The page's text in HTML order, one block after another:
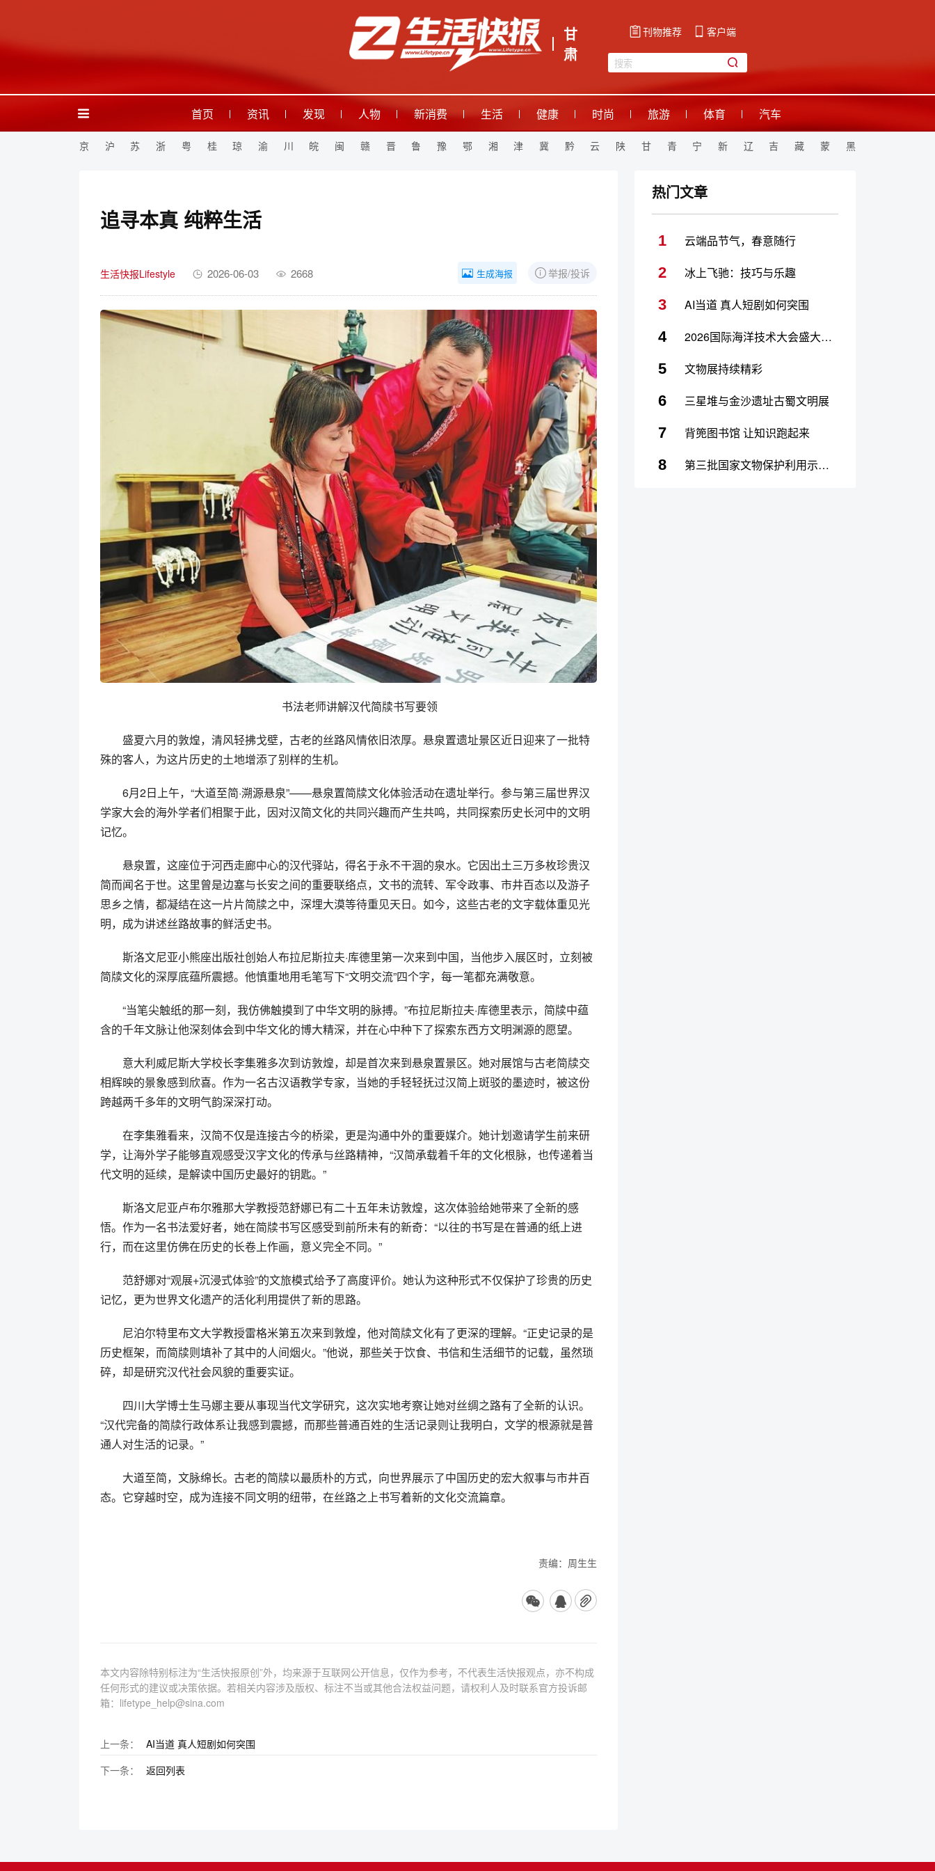
甘
肃
刊物推荐 客户端
首页 资讯 发现 人物 新消费 生活 健康 时尚 旅游 体育 汽车
京 沪 苏 浙 粤 桂 琼 渝 川 皖 闽 赣 晋 鲁 豫 鄂 湘 津 冀 黔 云 陕 甘 青 宁 新 辽 吉 藏 蒙 黑
追寻本真 纯粹生活
生活快报Lifestyle 2026-06-03 2668 生成海报 举报/投诉
书法老师讲解汉代简牍书写要领
盛夏六月的敦煌，清风轻拂戈壁，古老的丝路风情依旧浓厚。悬泉置遗址景区近日迎来了一批特
殊的客人，为这片历史的土地增添了别样的生机。
6月2日上午，“大道至简·溯源悬泉”——悬泉置简牍文化体验活动在遗址举行。参与第三届世界汉
学家大会的海外学者们相聚于此，因对汉简文化的共同兴趣而产生共鸣，共同探索历史长河中的文明
记忆。
悬泉置，这座位于河西走廊中心的汉代驿站，得名于永不干涸的泉水。它因出土三万多枚珍贵汉
简而闻名于世。这里曾是边塞与长安之间的重要联络点，文书的流转、军令政事、市井百态以及游子
思乡之情，都凝结在这一片片简牍之中，深埋大漠等待重见天日。如今，这些古老的文字载体重见光
明，成为讲述丝路故事的鲜活史书。
斯洛文尼亚小熊座出版社创始人布拉尼斯拉夫·库德里第一次来到中国，当他步入展区时，立刻被
简牍文化的深厚底蕴所震撼。他慎重地用毛笔写下“文明交流”四个字，每一笔都充满敬意。
“当笔尖触纸的那一刻，我仿佛触摸到了中华文明的脉搏。”布拉尼斯拉夫·库德里表示，简牍中蕴
含的千年文脉让他深刻体会到中华文化的博大精深，并在心中种下了探索东西方文明渊源的愿望。
意大利威尼斯大学校长李集雅多次到访敦煌，却是首次来到悬泉置景区。她对展馆与古老简牍交
相辉映的景象感到欣喜。作为一名古汉语教学专家，当她的手轻轻抚过汉简上斑驳的墨迹时，被这份
跨越两千多年的文明气韵深深打动。
在李集雅看来，汉简不仅是连接古今的桥梁，更是沟通中外的重要媒介。她计划邀请学生前来研
学，让海外学子能够直观感受汉字文化的传承与丝路精神，“汉简承载着千年的文化根脉，也传递着当
代文明的延续，是解读中国历史最好的钥匙。”
斯洛文尼亚卢布尔雅那大学教授范舒娜已有二十五年未访敦煌，这次体验给她带来了全新的感
悟。作为一名书法爱好者，她在简牍书写区感受到前所未有的新奇：“以往的书写是在普通的纸上进
行，而在这里仿佛在历史的长卷上作画，意义完全不同。”
范舒娜对“观展+沉浸式体验”的文旅模式给予了高度评价。她认为这种形式不仅保护了珍贵的历史
记忆，更为世界文化遗产的活化利用提供了新的思路。
尼泊尔特里布文大学教授雷格米第五次来到敦煌，他对简牍文化有了更深的理解。“正史记录的是
历史框架，而简牍则填补了其中的人间烟火。”他说，那些关于饮食、书信和生活细节的记载，虽然琐
碎，却是研究汉代社会风貌的重要实证。
四川大学博士生马娜主要从事现当代文学研究，这次实地考察让她对丝绸之路有了全新的认识。
“汉代完备的简牍行政体系让我感到震撼，而那些普通百姓的生活记录则让我明白，文学的根源就是普
通人对生活的记录。”
大道至简，文脉绵长。古老的简牍以最质朴的方式，向世界展示了中国历史的宏大叙事与市井百
态。它穿越时空，成为连接不同文明的纽带，在丝路之上书写着新的文化交流篇章。
责编：周生生
本文内容除特别标注为“生活快报原创”外，均来源于互联网公开信息，仅作为参考，不代表生活快报观点，亦不构成
任何形式的建议或决策依据。若相关内容涉及版权、标注不当或其他合法权益问题，请权利人及时联系官方投诉邮
箱：lifetype_help@sina.com
上一条：
AI当道 真人短剧如何突围
下一条：
返回列表
热门文章
1 云端品节气，春意随行
2 冰上飞驰：技巧与乐趣
3 AI当道 真人短剧如何突围
4 2026国际海洋技术大会盛大启幕
5 文物展持续精彩
6 三星堆与金沙遗址古蜀文明展
7 背篼图书馆 让知识跑起来
8 第三批国家文物保护利用示范区创建工作启动